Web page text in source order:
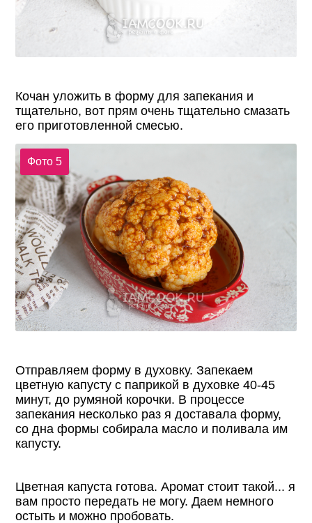
Кочан уложить в форму для запекания и
тщательно, вот прям очень тщательно смазать
его приготовленной смесью.
Фото 5
Отправляем форму в духовку. Запекаем
цветную капусту с паприкой в духовке 40-45
минут, до румяной корочки. В процессе
запекания несколько раз я доставала форму,
со дна формы собирала масло и поливала им
капусту.
Цветная капуста готова. Аромат стоит такой... я
вам просто передать не могу. Даем немного
остыть и можно пробовать.